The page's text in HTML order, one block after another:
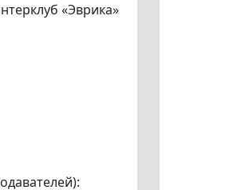
«Эврика»